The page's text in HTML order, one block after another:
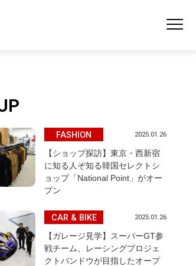
FASHION 2025.01.26
【ショップ探訪】東京・西新宿
に知る人ぞ知る韓国セレクトシ
ョップ「National Point」がオー
プン
CAR & BIKE 2025.01.26
【ガレージ見学】スーパーGT参
戦チーム、レーシングプロジェ
クトバンドウが目指したオープ